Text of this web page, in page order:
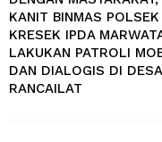
KANIT BINMAS POLSEK
KRESEK IPDA
LAKUKAN PATROLI
DAN DIALOGIS DI DESA
RANCAILAT